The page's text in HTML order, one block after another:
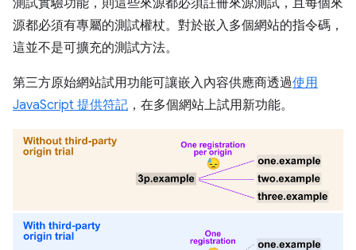
測試實驗功能，則這些來源都必須註冊來源測試，且每個來
源都必須有專屬的測試權杖。對於嵌入多個網站的指令碼，
這並不是可擴充的測試方法。
第三方原始網站試用功能可讓嵌入內容供應商透過使用
JavaScript 提供符記 ，在多個網站上試用新功能。